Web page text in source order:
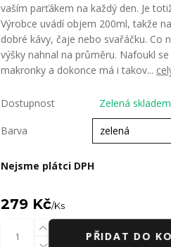
vaším parťákem na každý den. Je
Výrobce uvádí objem 200ml, takže
dobré kávy, čaje nebo svařáčku. Co
výšky nahnal na průměru. Nafoukl
makronky a dokonce má i takov...
Dostupnost Zelená skladem
Barva
Nejsme plátci DPH
279 Kč/Ks
PŘIDAT DO